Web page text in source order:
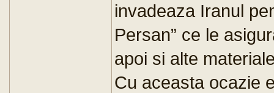
invadeaza Iranul
Persan” ce le
apoi si alte
Cu aceasta ocazie